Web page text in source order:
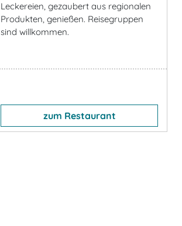
Leckereien, gezaubert aus regionalen
Produkten, genießen. Reisegruppen
sind willkommen.
zum Restaurant